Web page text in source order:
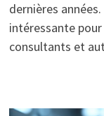
dernières
intéressante
consultants et